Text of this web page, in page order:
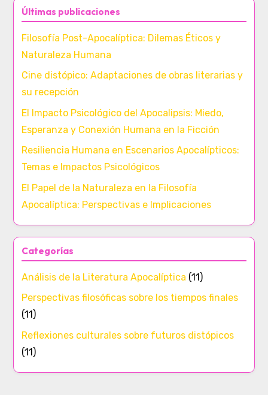
Últimas publicaciones
Filosofía Post-Apocalíptica: Dilemas Éticos y
Naturaleza Humana
Cine distópico: Adaptaciones de obras literarias y
su recepción
El Impacto Psicológico del Apocalipsis: Miedo,
Esperanza y Conexión Humana en la Ficción
Resiliencia Humana en Escenarios Apocalípticos:
Temas e Impactos Psicológicos
El Papel de la Naturaleza en la Filosofía
Apocalíptica: Perspectivas e Implicaciones
Categorías
Análisis de la Literatura Apocalíptica (11)
Perspectivas filosóficas sobre los tiempos finales
(11)
Reflexiones culturales sobre futuros distópicos
(11)